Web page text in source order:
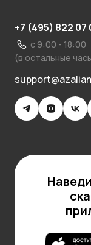
+7 (495) 822 07
с 9:00 - 18:00
(в остальные